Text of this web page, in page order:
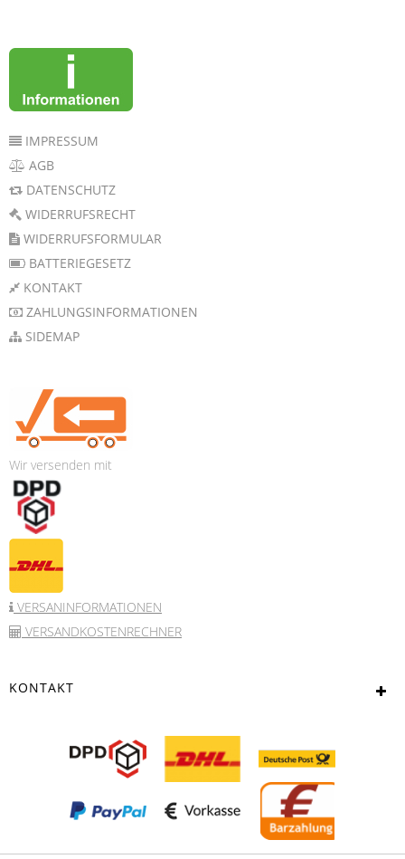
IMPRESSUM
AGB
DATENSCHUTZ
WIDERRUFSRECHT
WIDERRUFSFORMULAR
BATTERIEGESETZ
KONTAKT
ZAHLUNGSINFORMATIONEN
SIDEMAP
Wir versenden mit
VERSANINFORMATIONEN
VERSANDKOSTENRECHNER
KONTAKT